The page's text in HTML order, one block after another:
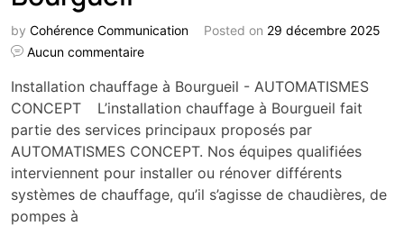
by Cohérence Communication Posted on 29 décembre 2025
Aucun commentaire
Installation chauffage à Bourgueil - AUTOMATISMES
CONCEPT L’installation chauffage à Bourgueil fait
partie des services principaux proposés par
AUTOMATISMES CONCEPT. Nos équipes qualifiées
interviennent pour installer ou rénover différents
systèmes de chauffage, qu’il s’agisse de chaudières, de
pompes à